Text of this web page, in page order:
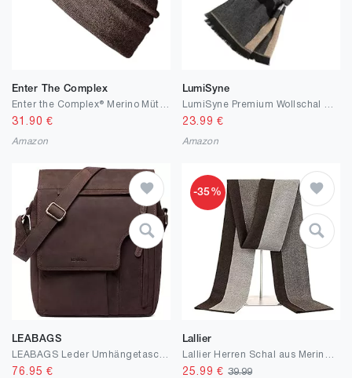
Enter The Complex
31.90 €
Amazon
LumiSyne
23.99 €
Amazon
LEABAGS
76.95 €
-35%
Lallier
25.99 € 39.99